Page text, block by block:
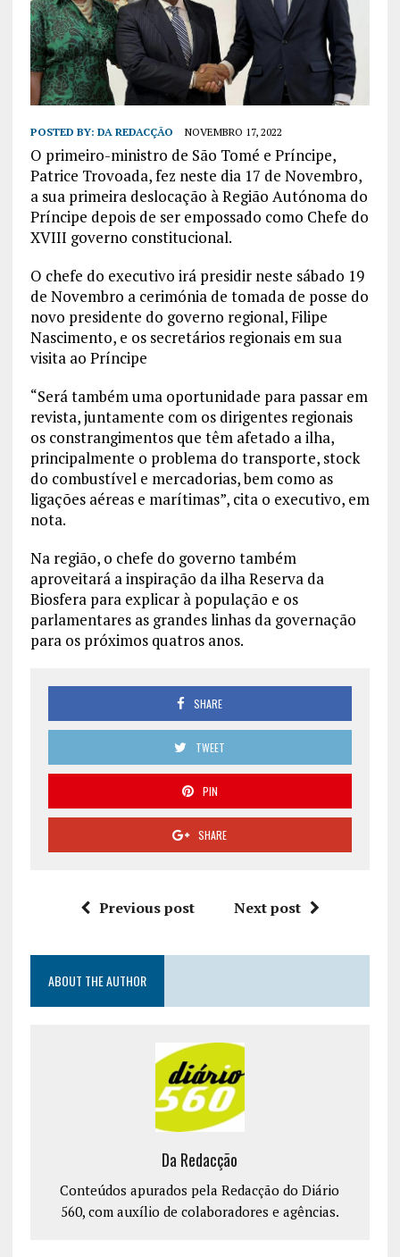
POSTED BY: DA REDACÇÃO NOVEMBRO 17, 2022
O primeiro-ministro de São Tomé e Príncipe,
Patrice Trovoada, fez neste dia 17 de Novembro,
a sua primeira deslocação à Região Autónoma do
Príncipe depois de ser empossado como Chefe do
XVIII governo constitucional.
O chefe do executivo irá presidir neste sábado 19
de Novembro a cerimónia de tomada de posse do
novo presidente do governo regional, Filipe
Nascimento, e os secretários regionais em sua
visita ao Príncipe
“Será também uma oportunidade para passar em
revista, juntamente com os dirigentes regionais
os constrangimentos que têm afetado a ilha,
principalmente o problema do transporte, stock
do combustível e mercadorias, bem como as
ligações aéreas e marítimas”, cita o executivo, em
nota.
Na região, o chefe do governo também
aproveitará a inspiração da ilha Reserva da
Biosfera para explicar à população e os
parlamentares as grandes linhas da governação
para os próximos quatros anos.
SHARE
TWEET
PIN
SHARE
Previous post Next post
ABOUT THE AUTHOR
Da Redacção
Conteúdos apurados pela Redacção do Diário
560, com auxílio de colaboradores e agências.